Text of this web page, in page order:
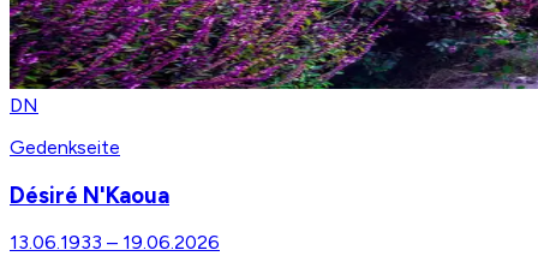
DN
Gedenkseite
Désiré N'Kaoua
13.06.1933 – 19.06.2026